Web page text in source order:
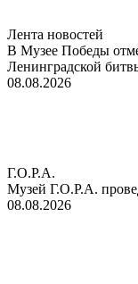
Лента новостей
В Музее Победы
Ленинградской
08.08.2026
Г.О.Р.А.
Музей Г.О.Р.А.
08.08.2026